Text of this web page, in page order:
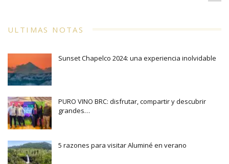
ULTIMAS NOTAS
Sunset Chapelco 2024: una experiencia inolvidable
PURO VINO BRC: disfrutar, compartir y descubrir
grandes…
5 razones para visitar Aluminé en verano